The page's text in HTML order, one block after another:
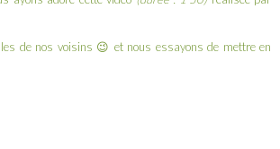
de nos voisins 😉 et nous essayons de mettre en